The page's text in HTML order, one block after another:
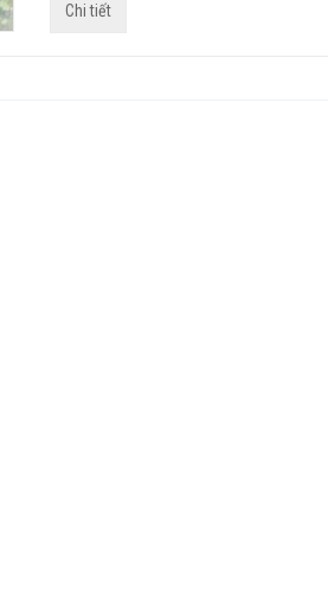
Chi tiết